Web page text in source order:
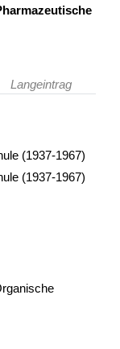
Langeintrag
(1937-1967)
(1937-1967)